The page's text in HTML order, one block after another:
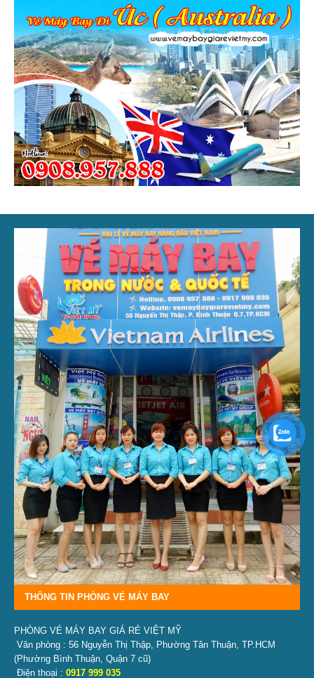
THÔNG TIN PHÒNG VÉ MÁY BAY
PHÒNG VÉ MÁY BAY GIÁ RẺ VIỆT MỸ
Văn phòng : 56 Nguyễn Thị Thập, Phường Tân Thuận, TP.HCM
(Phường Bình Thuận, Quận 7 cũ)
Điện thoại : 0917 999 035